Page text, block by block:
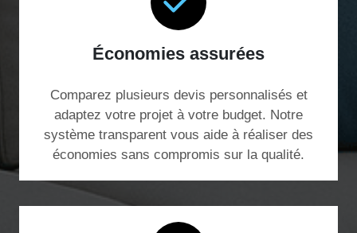
Économies assurées
Comparez plusieurs devis personnalisés et
adaptez votre projet à votre budget. Notre
système transparent vous aide à réaliser des
économies sans compromis sur la qualité.